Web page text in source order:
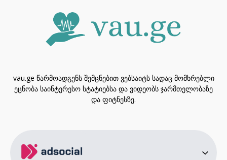
vau.ge წარმოადგენს შემცნებით ვებსაიტს სადაც მომხრებლი
ეცნობა საინტერესო სტატიებსა და ვიდეობს ჯარმთელობაზე
და ფიტნესზე.